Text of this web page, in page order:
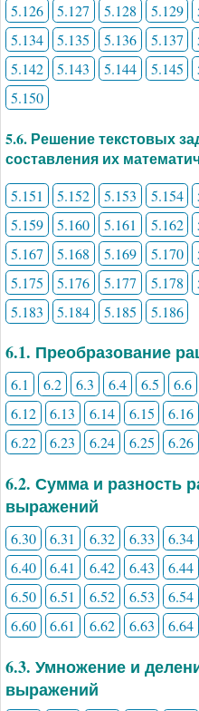
5.126 5.127 5.128 5.129
5.134
5.135 5.136 5.137
5.142
5.143 5.144 5.145
5.150
5.6. Решение текстовых
составления их
5.151 5.152 5.153 5.154
5.159
5.160 5.161 5.162
5.167
5.168 5.169 5.170
5.175
5.176 5.177 5.178
5.183
5.184 5.185 5.186
6.1. Преобразование
6.1 6.2 6.3 6.4 6.5 6.6
6.12
6.13 6.14 6.15 6.16
6.22
6.23 6.24 6.25 6.26
6.2. Сумма и разность
выражений
6.30 6.31 6.32 6.33 6.34
6.40
6.41 6.42 6.43 6.44
6.50
6.51 6.52 6.53 6.54
6.60
6.61 6.62 6.63 6.64
6.3. Умножение и
выражений